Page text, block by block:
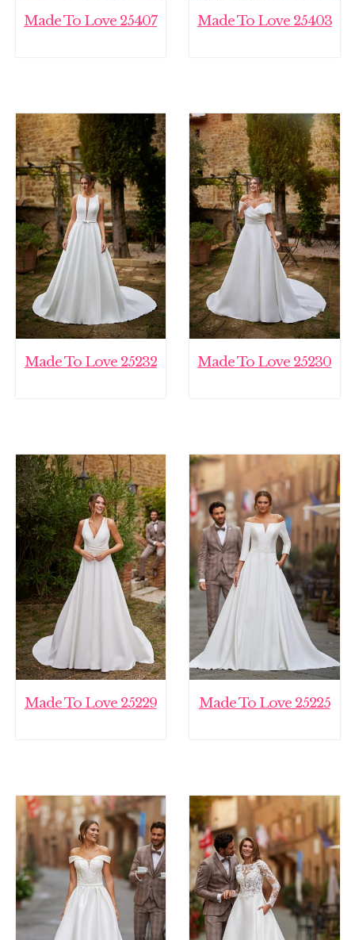
Made To Love 25407 Made To Love 25403
Made To Love 25232 Made To Love 25230
Made To Love 25229 Made To Love 25225